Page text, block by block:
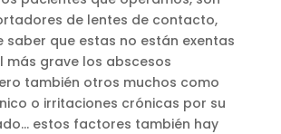
de lentes de contacto,
saber que estas no están exentas
más grave los abscesos
también otros muchos como
o irritaciones crónicas por su
estos factores también hay